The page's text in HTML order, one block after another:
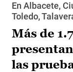
En Albacete,
Toledo,
Más de
las